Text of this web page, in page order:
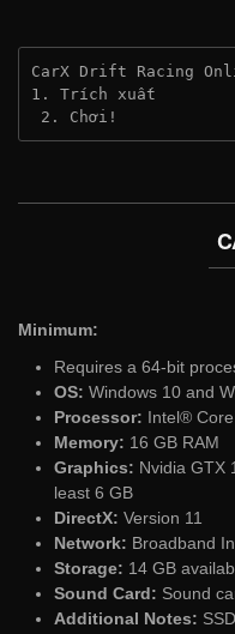
CarX Drift Racing
1. Trích xuất
2. Chơi!
Minimum:
Requires a 64-bit
OS: Windows 10 and
Processor: Intel®
Memory: 16 GB RAM
Graphics: Nvidia GTX
least 6 GB
DirectX: Version 11
Network: Broadband
Storage: 14 GB
Sound Card: Sound
Additional Notes: